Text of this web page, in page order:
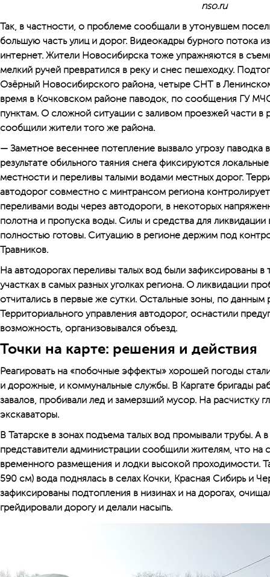
nso.ru
Так, в частности, о проблеме сообщали в утонувшем
большую часть улиц и дорог. Видеокадры бурного потока
интернет. Жители Новосибирска тоже упражняются в
мелкий ручей превратился в реку и снес пешеходку.
Озёрный Новосибирского района, четыре СНТ в
время в Кочковском районе паводок, по сообщения ГУ
пунк­там. О сложной ситуации с заливом проезжей части
сообщили жители того же района.
— Заметное весеннее потеп­ление вызвало угрозу паводка
результате обильного таяния снега фиксируются
местности и переливы талыми водами местных дорог.
автодорог совместно с минтрансом региона
переливами воды через автодороги, в некоторых
полотна и пропуска воды. Силы и средства для
полностью готовы. Ситуацию в регионе держим под
Травников.
На автодорогах переливы талых вод были зафиксированы в
участках в самых разных уголках региона. О ликвидации
отчитались в первые же сутки. Остальные зоны, по данным
Территориального управления автодорог, оснастили
возможность, организовывался объезд.
Точки на карте: решения и действия
Реагировать на «побочные эффекты» хорошей погоды
и дорожные, и коммунальные службы. В Каргате бригады
завалов, пробивали лед и замерзший мусор. На расчистку
экскаваторы.
В Татарске в зонах подъема талых вод промывали трубы. А
представители администрации сообщили жителям, что на
временного размещения и лодки высокой проходимости.
590 см) вода поднялась в селах Кочки, Красная Сибирь и
зафиксированы подтопления в низинах и на дорогах,
грейдировали дорогу и делали насыпь.